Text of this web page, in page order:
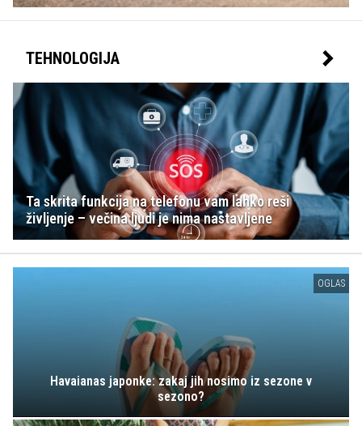
TEHNOLOGIJA
Ta skrita funkcija na telefonu vam lahko reši
življenje – večina ljudi je nima nastavljene
OGLAS
Havaianas japonke: zakaj jih nosimo iz sezone v
sezono?